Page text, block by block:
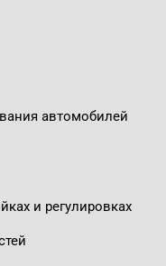
автомобилей
и регулировках